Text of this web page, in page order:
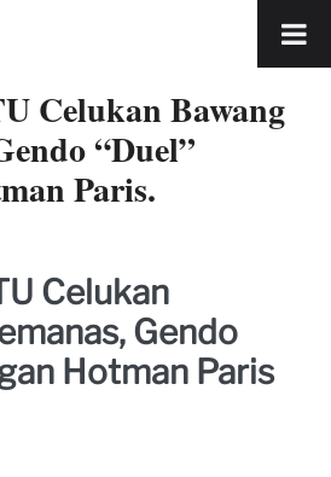
Celukan Bawang
“Duel”
Paris.
Celukan
Gendo
Hotman Paris